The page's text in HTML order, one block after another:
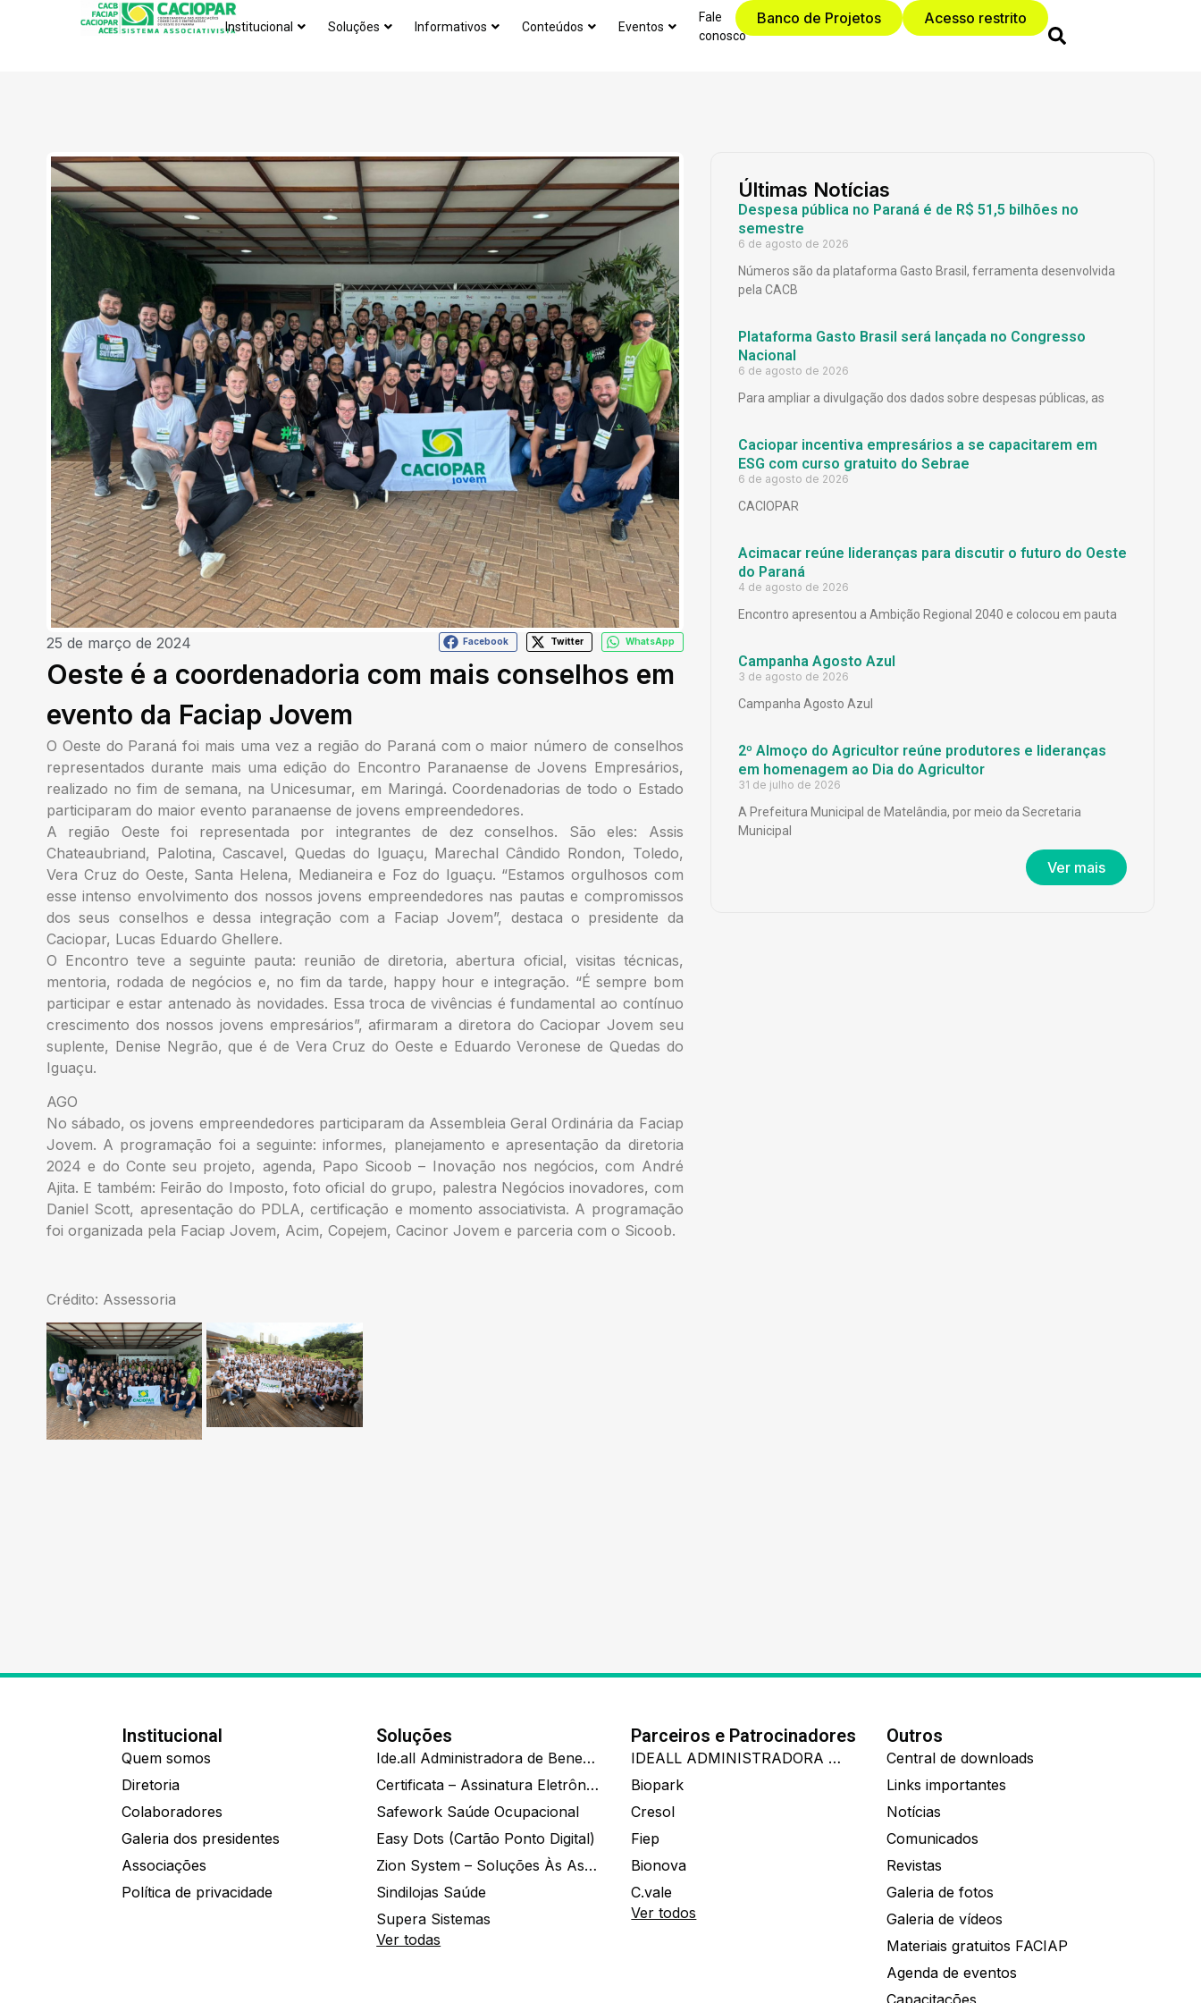
Institucional Soluções Informativos Conteúdos Eventos
Fale
conosco
Banco de Projetos Acesso restrito
25 de março de 2024 Facebook Twitter WhatsApp
Oeste é a coordenadoria com mais conselhos em
evento da Faciap Jovem
O Oeste do Paraná foi mais uma vez a região do Paraná com o maior número de conselhos
representados durante mais uma edição do Encontro Paranaense de Jovens Empresários,
realizado no fim de semana, na Unicesumar, em Maringá. Coordenadorias de todo o Estado
participaram do maior evento paranaense de jovens empreendedores.
A região Oeste foi representada por integrantes de dez conselhos. São eles: Assis
Chateaubriand, Palotina, Cascavel, Quedas do Iguaçu, Marechal Cândido Rondon, Toledo,
Vera Cruz do Oeste, Santa Helena, Medianeira e Foz do Iguaçu. “Estamos orgulhosos com
esse intenso envolvimento dos nossos jovens empreendedores nas pautas e compromissos
dos seus conselhos e dessa integração com a Faciap Jovem”, destaca o presidente da
Caciopar, Lucas Eduardo Ghellere.
O Encontro teve a seguinte pauta: reunião de diretoria, abertura oficial, visitas técnicas,
mentoria, rodada de negócios e, no fim da tarde, happy hour e integração. “É sempre bom
participar e estar antenado às novidades. Essa troca de vivências é fundamental ao contínuo
crescimento dos nossos jovens empresários”, afirmaram a diretora do Caciopar Jovem seu
suplente, Denise Negrão, que é de Vera Cruz do Oeste e Eduardo Veronese de Quedas do
Iguaçu.
AGO
No sábado, os jovens empreendedores participaram da Assembleia Geral Ordinária da Faciap
Jovem. A programação foi a seguinte: informes, planejamento e apresentação da diretoria
2024 e do Conte seu projeto, agenda, Papo Sicoob – Inovação nos negócios, com André
Ajita. E também: Feirão do Imposto, foto oficial do grupo, palestra Negócios inovadores, com
Daniel Scott, apresentação do PDLA, certificação e momento associativista. A programação
foi organizada pela Faciap Jovem, Acim, Copejem, Cacinor Jovem e parceria com o Sicoob.
Crédito: Assessoria
Últimas Notícias
Despesa pública no Paraná é de R$ 51,5 bilhões no
semestre
6 de agosto de 2026
Números são da plataforma Gasto Brasil, ferramenta desenvolvida
pela CACB
Plataforma Gasto Brasil será lançada no Congresso
Nacional
6 de agosto de 2026
Para ampliar a divulgação dos dados sobre despesas públicas, as
Caciopar incentiva empresários a se capacitarem em
ESG com curso gratuito do Sebrae
6 de agosto de 2026
CACIOPAR
Acimacar reúne lideranças para discutir o futuro do Oeste
do Paraná
4 de agosto de 2026
Encontro apresentou a Ambição Regional 2040 e colocou em pauta
Campanha Agosto Azul
3 de agosto de 2026
Campanha Agosto Azul
2º Almoço do Agricultor reúne produtores e lideranças
em homenagem ao Dia do Agricultor
31 de julho de 2026
A Prefeitura Municipal de Matelândia, por meio da Secretaria
Municipal
Ver mais
Institucional
Quem somos
Diretoria
Colaboradores
Galeria dos presidentes
Associações
Política de privacidade
Soluções
Ide.all Administradora de Benefícios
Certificata – Assinatura Eletrônica De Documentos
Safework Saúde Ocupacional
Easy Dots (Cartão Ponto Digital)
Zion System – Soluções Às Associações E Empresas
Sindilojas Saúde
Supera Sistemas
Ver todas
Parceiros e Patrocinadores
IDEALL ADMINISTRADORA DE BENEFÍCIOS
Biopark
Cresol
Fiep
Bionova
C.vale
Ver todos
Outros
Central de downloads
Links importantes
Notícias
Comunicados
Revistas
Galeria de fotos
Galeria de vídeos
Materiais gratuitos FACIAP
Agenda de eventos